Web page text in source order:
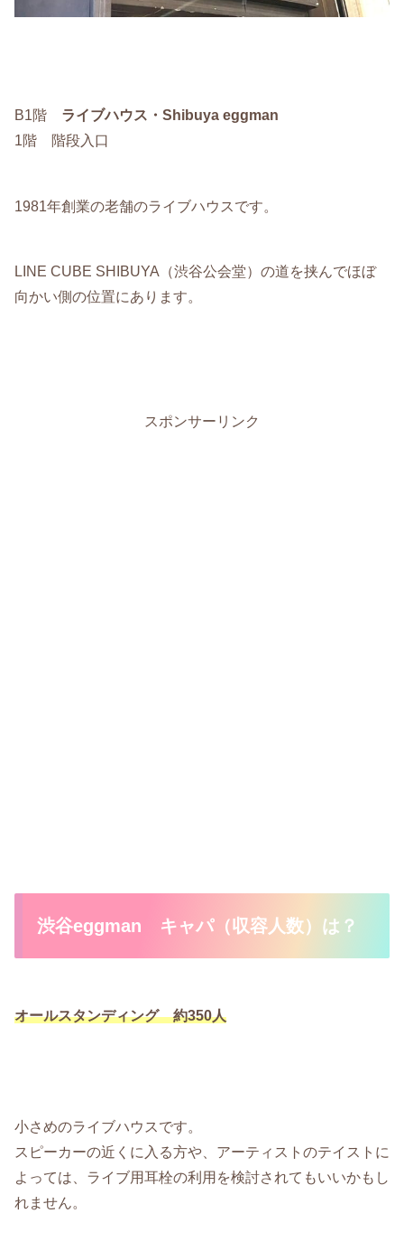
B1階 ライブハウス・Shibuya eggman
1階 階段入口
1981年創業の老舗のライブハウスです。
LINE CUBE SHIBUYA（渋谷公会堂）の道を挟んでほぼ
向かい側の位置にあります。
スポンサーリンク
渋谷eggman キャパ（収容人数）は？
オールスタンディング 約350人
小さめのライブハウスです。
スピーカーの近くに入る方や、アーティストのテイストに
よっては、ライブ用耳栓の利用を検討されてもいいかもし
れません。